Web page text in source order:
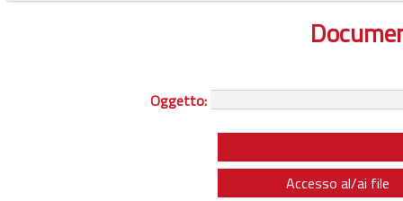
Oggetto:
Accesso al/ai file